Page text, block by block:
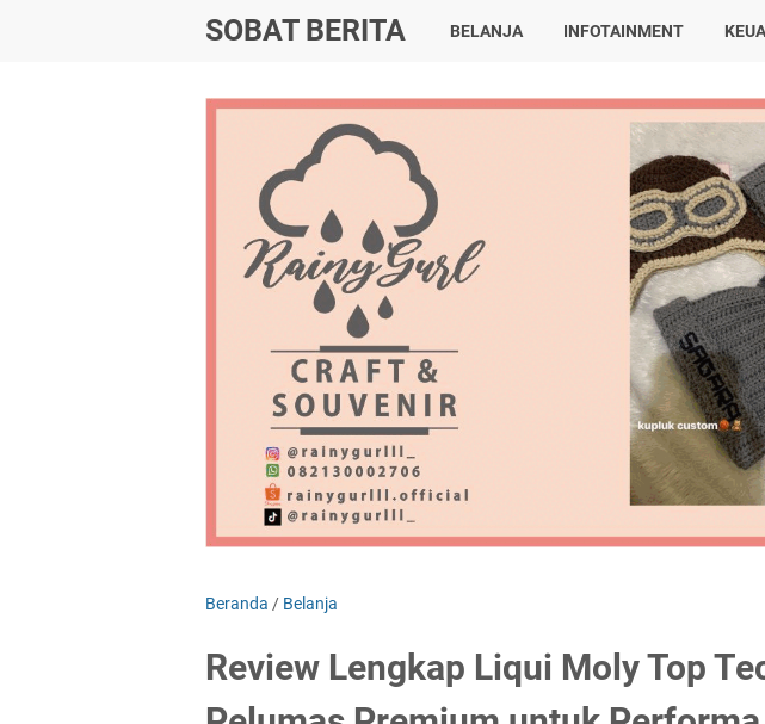
SOBAT BERITA BELANJA INFOTAINMENT
Beranda / Belanja
Review Lengkap Liqui Moly Top